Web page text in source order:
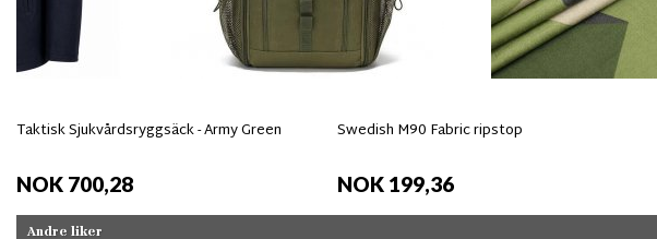
Taktisk Sjukvårdsryggsäck - Army Green
NOK 700,28
Swedish M90 Fabric ripstop
NOK 199,36
Andre liker